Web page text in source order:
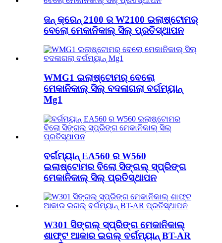
ଜନ୍ କ୍ରେନ୍ 2100 ର W2100 ଇଲାଷ୍ଟୋମର୍
ବେଲୋ ମେକାନିକାଲ୍ ସିଲ୍ ପ୍ରତିସ୍ଥାପନ
WMG1 ଇଲାଷ୍ଟୋମର୍ ବେଲୋ
ମେକାନିକାଲ୍ ସିଲ୍ ବଦଳାଗଲା ବର୍ଗମ୍ୟାନ୍
Mg1
ବର୍ଗମ୍ୟାନ୍ EA560 ର W560
ଇଲାଷ୍ଟୋମର ବିଲୋ ସିଙ୍ଗଲ୍ ସ୍ପ୍ରିଙ୍ଗ
ମେକାନିକାଲ୍ ସିଲ୍ ପ୍ରତିସ୍ଥାପନ
W301 ସିଙ୍ଗଲ୍ ସ୍ପ୍ରିଙ୍ଗ ମେକାନିକାଲ୍
ଶାଫ୍ଟ ଆକାର ଇଗଲ୍ ବର୍ଗମ୍ୟାନ୍ BT-AR